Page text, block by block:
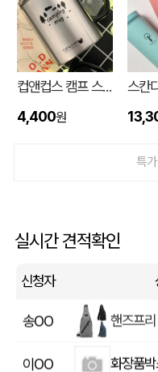
컵앤컵스 캠프 스텐 머그 440ml
4,400원
특
실시간 견적확인
신청자
이OO 입체형떡
이OO 상품제안
윤OO
송OO
이OO 화장품